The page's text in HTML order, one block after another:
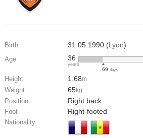
Birth 31.05.1990 (Lyon)
Age 36
years
69 days
Height 1.68m
Weight 65kg
Position Right back
Foot Right-footed
Nationality